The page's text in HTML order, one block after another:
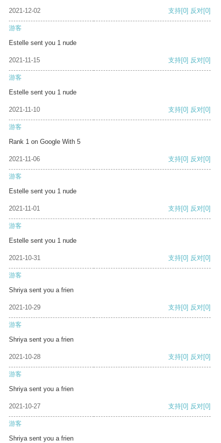
2021-12-02 支持[0] 反对[0]
游客
Estelle sent you 1 nude
2021-11-15 支持[0] 反对[0]
游客
Estelle sent you 1 nude
2021-11-10 支持[0] 反对[0]
游客
Rank 1 on Google With 5
2021-11-06 支持[0] 反对[0]
游客
Estelle sent you 1 nude
2021-11-01 支持[0] 反对[0]
游客
Estelle sent you 1 nude
2021-10-31 支持[0] 反对[0]
游客
Shriya sent you a frien
2021-10-29 支持[0] 反对[0]
游客
Shriya sent you a frien
2021-10-28 支持[0] 反对[0]
游客
Shriya sent you a frien
2021-10-27 支持[0] 反对[0]
游客
Shriya sent you a frien